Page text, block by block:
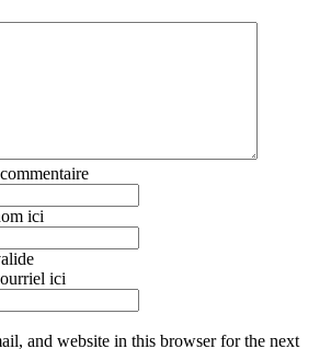
ici
ici
and website in this browser for the next